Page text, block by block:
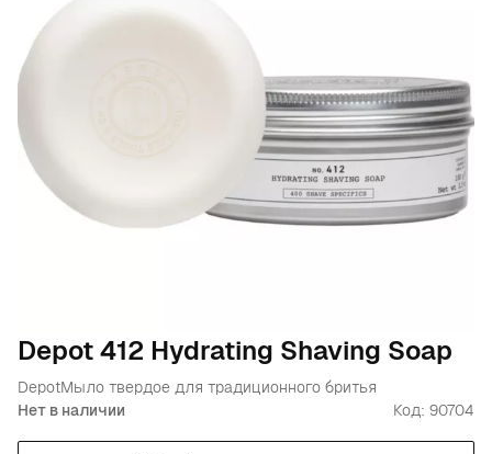
Depot 412 Hydrating Shaving Soap
DepotМыло твердое для традиционного бритья
Нет в наличии
Код: 90704